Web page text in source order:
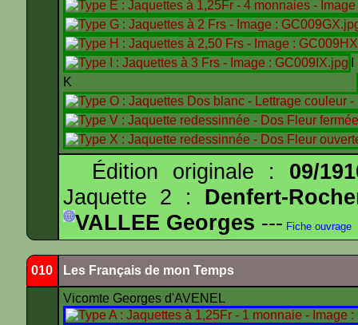
K
Édition originale : 09/
Jaquette 2 : Denfert-
VALLEE Georges --- Fiche ouvrage
010 Les Français de mon Temps
Vicomte Georges d'AVENEL